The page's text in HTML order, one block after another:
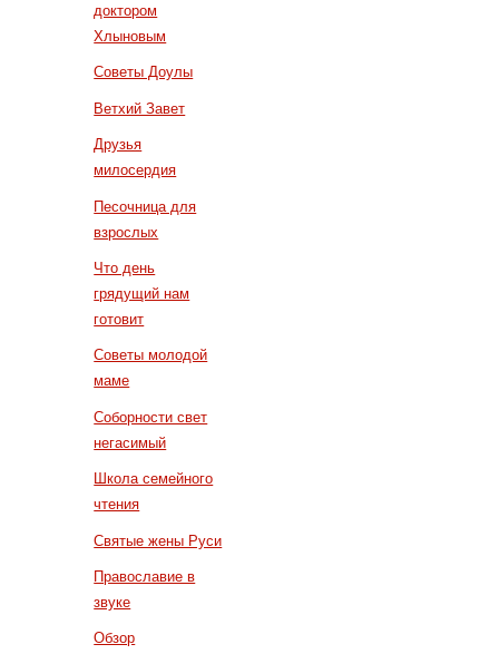
доктором
Хлыновым
Советы Доулы
Ветхий Завет
Друзья
милосердия
Песочница для
взрослых
Что день
грядущий нам
готовит
Советы молодой
маме
Соборности свет
негасимый
Школа семейного
чтения
Святые жены Руси
Православие в
звуке
Обзор